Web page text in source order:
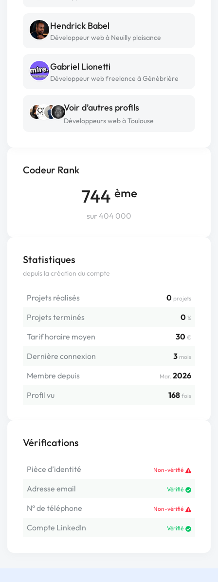
Codeur Rank
744 ème
sur 404 000
Statistiques
depuis la création du compte
Projets réalisés 0 projets
Projets terminés 0 %
Tarif horaire moyen 30 €
Dernière connexion 3 mois
Membre depuis Mar. 2026
Profil vu
168 fois
Vérifications
Pièce d’identité Non-vérifié
Adresse email Vérifié
N° de téléphone Non-vérifié
Compte LinkedIn Vérifié
Hendrick Babel
Développeur web à Neuilly plaisance
Gabriel Lionetti
Développeur web freelance à Génébrière
Voir d’autres profils
Développeurs web à Toulouse